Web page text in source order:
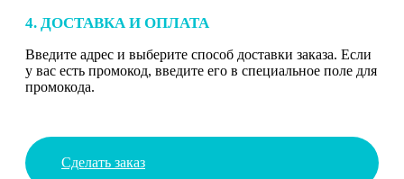
4. ДОСТАВКА И ОПЛАТА
Введите адрес и выберите способ доставки заказа. Если
у вас есть промокод, введите его в специальное поле для
промокода.
Сделать заказ